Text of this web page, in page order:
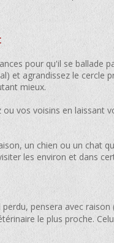
pour qu'il se ballade
et agrandissez le cercle
mieux.
vos voisins en laissant
un chien ou un chat
les environ et dans
pensera avec
le plus proche.